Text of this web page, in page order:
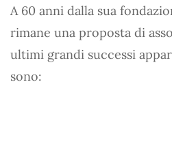
A 60 anni dalla sua
rimane una proposta di
ultimi grandi successi
sono: